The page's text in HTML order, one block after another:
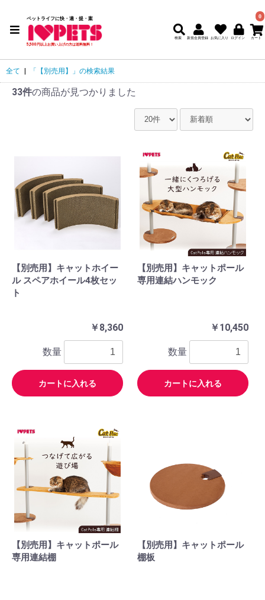
ペットライフに快・適・提・案
0
全て 「【別売用】」の検索結果
33件の商品が見つかりました
【別売用】キャットホイー
ル スペアホイール4枚セッ
ト
￥8,360
数量
カートに入れる
【別売用】キャットポール
専用連結ハンモック
￥10,450
数量
カートに入れる
【別売用】キャットポール
専用連結棚
【別売用】キャットポール
棚板